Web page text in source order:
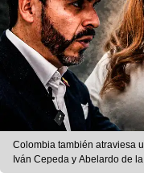
Colombia también atraviesa
Iván Cepeda y Abelardo de